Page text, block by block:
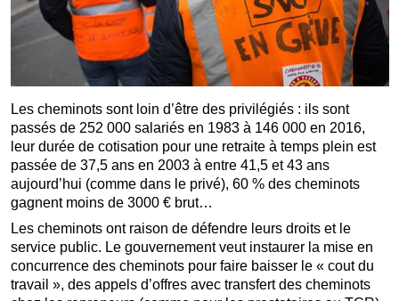
Les cheminots sont loin d’être des privilégiés : ils sont
passés de 252 000 salariés en 1983 à 146 000 en 2016,
leur durée de cotisation pour une retraite à temps plein est
passée de 37,5 ans en 2003 à entre 41,5 et 43 ans
aujourd’hui (comme dans le privé), 60 % des cheminots
gagnent moins de 3000 € brut…
Les cheminots ont raison de défendre leurs droits et le
service public. Le gouvernement veut instaurer la mise en
concurrence des cheminots pour faire baisser le « cout du
travail », des appels d’offres avec transfert des cheminots